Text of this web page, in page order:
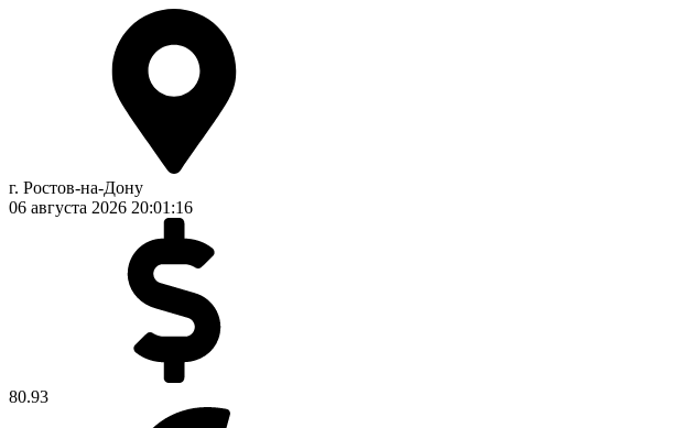
г. Ростов-на-Дону
06 августа 2026 20:01:17
80.93